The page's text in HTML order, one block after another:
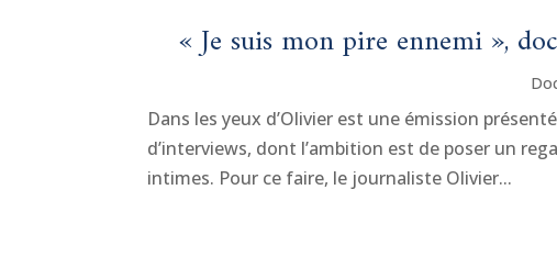
« Je suis mon pire ennemi »,
Dans les yeux d’Olivier est une émission
d’interviews, dont l’ambition est de poser un
intimes. Pour ce faire, le journaliste Olivier...